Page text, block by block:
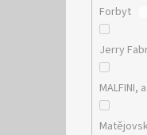
Forbyt
Jerry
MALFINI,